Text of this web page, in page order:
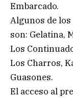
Embarcado.
Algunos de
son: Gelatina,
Los
Los Charros,
Guasones.
El acceso al